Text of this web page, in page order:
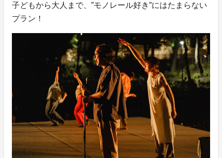
子どもから大人まで、”モノレール好き”にはたまらない
プラン！